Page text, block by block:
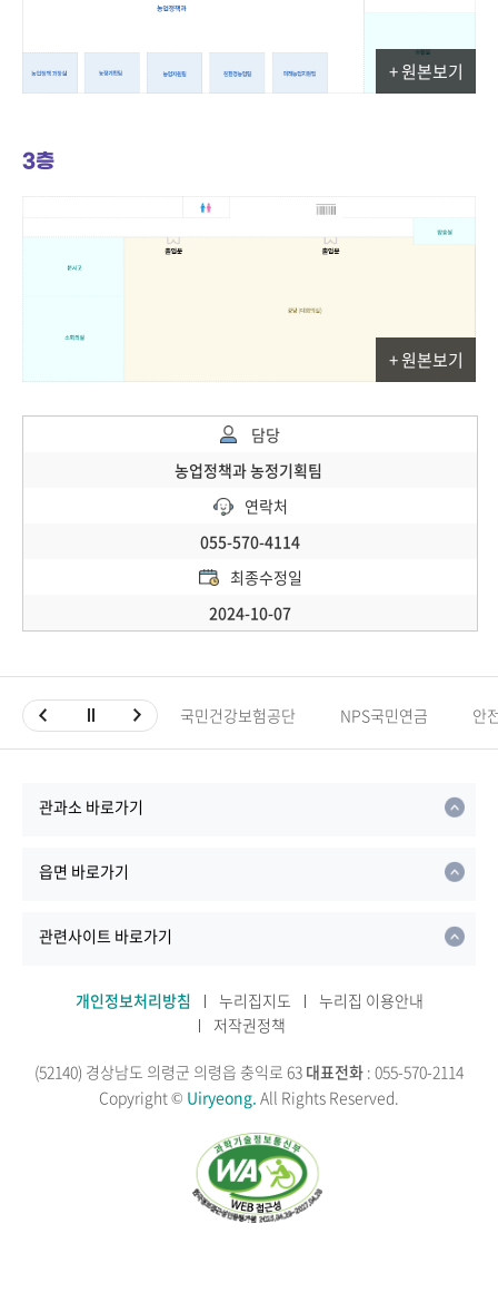
+ 원본보기
3층
+ 원본보기
담당
농업정책과 농정기획팀
연락처
055-570-4114
최종수정일
2024-10-07
국민건강보험공단 NPS국민연금 안
관과소 바로가기
읍면 바로가기
관련사이트 바로가기
개인정보처리방침 누리집지도
누리집 이용안내
저작권정책
(52140) 경상남도 의령군 의령읍 충익로 63 대표전화 : 055-570-2114
Copyright © Uiryeong. All Rights Reserved.